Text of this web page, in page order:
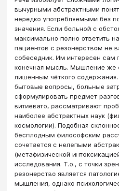
вычурными абстрактными
нередко употребляемыми без
значения. Если больной с
максимально полно ответить
пациентов с резонерством не
собеседник. Им интересен
конечная мысль. Мышление же
лишенным чёткого
бытовые вопросы, больные
сформулировать предмет
витиевато, рассматривают
наиболее абстрактных наук
космологии). Подобная
бесплодным философским
сочетается с нелепыми
(метафизической
исследования. Т.о., с точки
резонерство является
мышления, однако